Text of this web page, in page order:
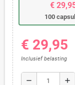
€
100
€ 29,95
Inclusief belasting
remove add